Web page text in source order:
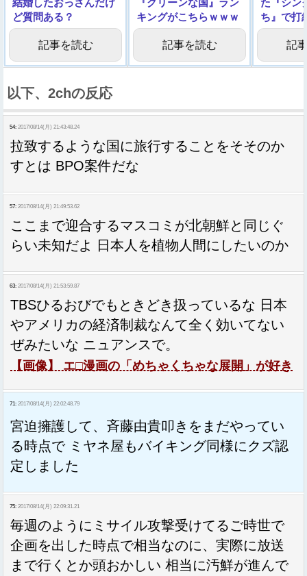
結婚したおっさんだけ
ど質問ある？
記事を読む
『クリーンな国』ラン
キングがこちらｗｗｗ
ｗ
記事を読む
た『シン
ち』で打
記
以下、2chの反応
54: 2017/08/14(月) 21:43:48.24
拉致するような国に旅行することをそそのか
すとは BPO案件だな
57: 2017/08/14(月) 21:49:53.62
ここまで迎合するマスコミが北朝鮮と同じぐ
らい未知だよ 日本人を植物人間にしたいのか
63: 2017/08/14(月) 21:53:59.87
TBSひるおびでもときどき扱っているな 日本
やアメリカの経済制裁なんて全く効いてない
ぜみたいな ニュアンスで。
【画像】 エ□漫画の「めちゃくちゃな展開」が好き
71: 2017/08/14(月) 22:02:48.79
宮迫擁護して、斉藤由貴叩きをまだやってい
る時点で ミヤネ屋もバイキング同様にクズ認
定しました
75: 2017/08/14(月) 22:09:31.21
毎週のようにミサイル攻撃受けてるご時世で
企画を出した時点で相当なのに、実際に放送
まで行くとか頭おかしい 相当に汚鮮が進んで